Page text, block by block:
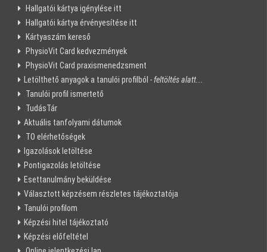
Hallgatói kártya igénylése itt
Hallgatói kártya érvényesítése itt
Kártyaszám kereső
PhysioVit Card kedvezmények
PhysioVit Card praxismenedzsment
Letölthető anyagok a tanulói profilból - feltöltés alatt...
Tanulói profil ismertető
TudásTár
Aktuális tanfolyami dátumok
TO elérhetőségek
Igazolások letöltése
Pontigazolás letöltése
Esettanulmány beküldése
Választott képzésem részletes tájékoztatója
Tanulói profilom
Képzési hitel tájékoztató
Képzési előfeltétel